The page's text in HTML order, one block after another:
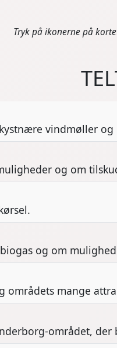
Tryk på ikonerne på
vindmøller og
og om
og om
områdets mange
området,